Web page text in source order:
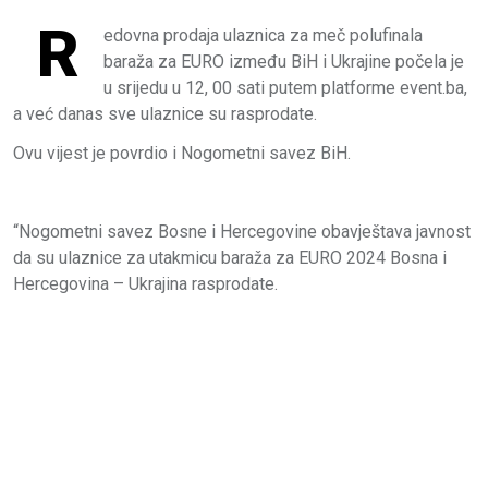
R
edovna prodaja ulaznica za meč polufinala
baraža za EURO između BiH i Ukrajine počela je
u srijedu u 12, 00 sati putem platforme event.ba,
a već danas sve ulaznice su rasprodate.
Ovu vijest je povrdio i Nogometni savez BiH.
“Nogometni savez Bosne i Hercegovine obavještava javnost
da su ulaznice za utakmicu baraža za EURO 2024 Bosna i
Hercegovina – Ukrajina rasprodate.